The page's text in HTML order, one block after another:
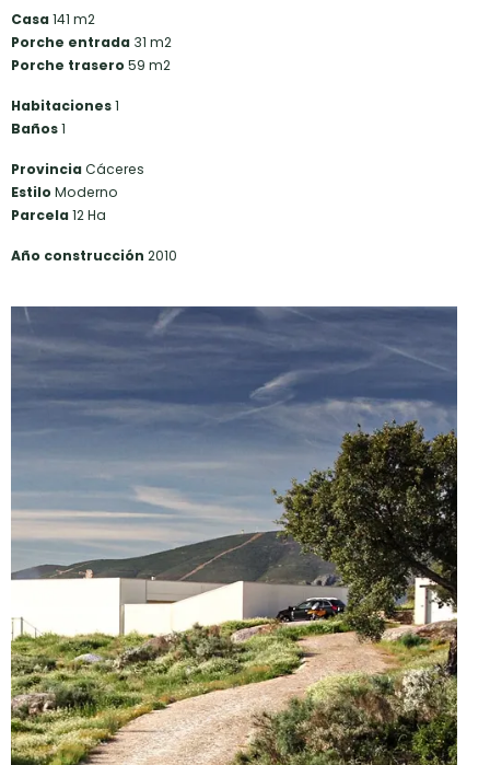
Casa141 m2
Porche entrada 31 m2
Porche trasero 59 m2
Habitaciones1
Baños1
ProvinciaCáceres
Estilo Moderno
Parcela12 Ha
Año construcción 2010